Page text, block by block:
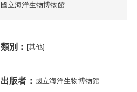
國立海洋生物博物館
類別： [其他]
出版者： 國立海洋生物博物館